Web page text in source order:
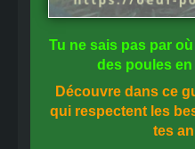
Tu ne sais pas par
des poules
Découvre dans ce
qui respectent les
tes